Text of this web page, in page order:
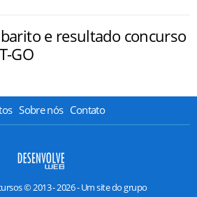
e resultado concurso
GO
Sobre nós Contato
© 2013 - 2026 - Um site do grupo